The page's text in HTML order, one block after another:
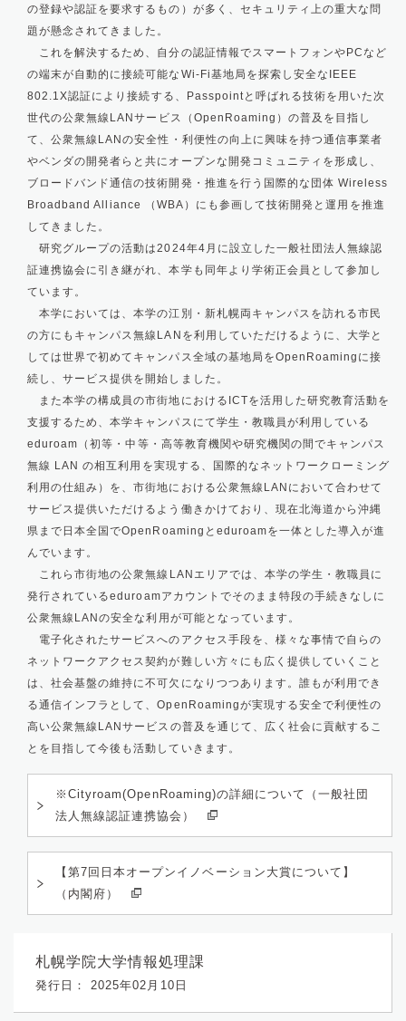
の登録や認証を要求するもの）が多く、セキュリティ上の重大な問
題が懸念されてきました。
これを解決するため、自分の認証情報でスマートフォンや PCなど
の端末が自動的に接続可能な Wi-Fi基地局を探索し安全な IEEE
802.1X認証により接続する、 Passpointと呼ばれる技術を用いた次
世代の公衆無線 LANサービス（ OpenRoaming ）の普及を目指し
て、公衆無線 LANの安全性・利便性の向上に興味を持つ通信事業者
やベンダの開発者らと共にオープンな開発コミュニティを形成し、
ブロードバンド通信の技術開発・推進を行う国際的な団体 Wireless
Broadband Alliance
（ WBA ）にも参画して技術開発と運用を推進
してきました。
研究グループの活動は2024年4 月に設立した一般社団法人無線認
証連携協会に引き継がれ、本学も同年より学術正会員として参加し
ています。
本学においては、本学の江別・新札幌両キャンパスを訪れる市民
の方にもキャンパス無線 LAN を利用していただけるように、大学と
しては世界で初めてキャンパス全域の基地局をOpenRoaming に接
続し、サービス提供を開始しました。
また本学の構成員の市街地における ICTを活用した研究教育活動を
支援するため、本学キャンパスにて学生・教職員が利用している
eduroam （初等・中等・高等教育機関や研究機関の間でキャンパス
無線 LANの相互利用を実現する、国際的なネットワークローミング
利用の仕組み）を、市街地における公衆無線 LAN において合わせて
サービス提供いただけるよう働きかけており、現在北海道から沖縄
県まで日本全国でOpenRoamingとeduroamを一体とした導入が進
んでいます。
これら市街地の公衆無線 LAN エリアでは、本学の学生・教職員に
発行されているeduroamアカウントでそのまま特段の手続きなしに
公衆無線 LANの安全な利用が可能となっています。
電子化されたサービスへのアクセス手段を、様々な事情で自らの
ネットワークアクセス契約が難しい方々にも広く提供していくこと
は、社会基盤の維持に不可欠になりつつあります。誰もが利用でき
る通信インフラとして、OpenRoamingが実現する安全で利便性の
高い公衆無線 LANサービスの普及を通じて、広く社会に貢献するこ
とを目指して今後も活動していきます。
※Cityroam(OpenRoaming)の詳細について（一般社団
法人無線認証連携協会）
【第7回日本オープンイノベーション大賞について】
（内閣府）
発行日： 2025年02月10日
札幌学院大学情報処理課